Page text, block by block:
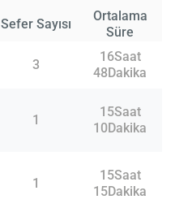
Sefer Sayısı
Ortalama
Süre
3
16Saat
48Dakika
1
15Saat
10Dakika
1
15Saat
15Dakika